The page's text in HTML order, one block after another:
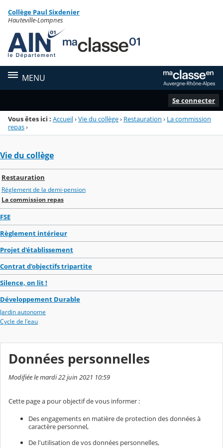
Menu de la rubrique
Contenu
Collège Paul Sixdenier
Hauteville-Lompnes
MENU
Se connecter
Vous êtes ici : Accueil›Vie du collège› Restauration › La commission
repas›
Vie du collège
Restauration
Réglement de la demi-pension
La commission repas
FSE
Règlement intérieur
Projet d'établissement
Contrat d'objectifs tripartite
Silence, on lit !
Développement Durable
Jardin autonome
Cycle de l'eau
Données personnelles
Modifiée le mardi 22 juin 2021 10:59
Cette page a pour objectif de vous informer :
Des engagements en matière de protection des données à
caractère personnel,
De l'utilisation de vos données personnelles,